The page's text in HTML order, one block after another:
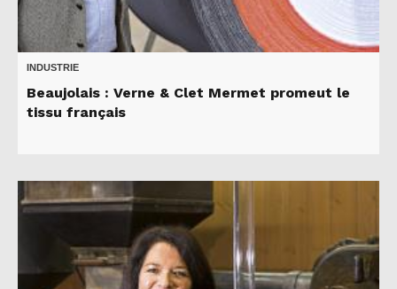
INDUSTRIE
Beaujolais : Verne & Clet Mermet promeut le
tissu français